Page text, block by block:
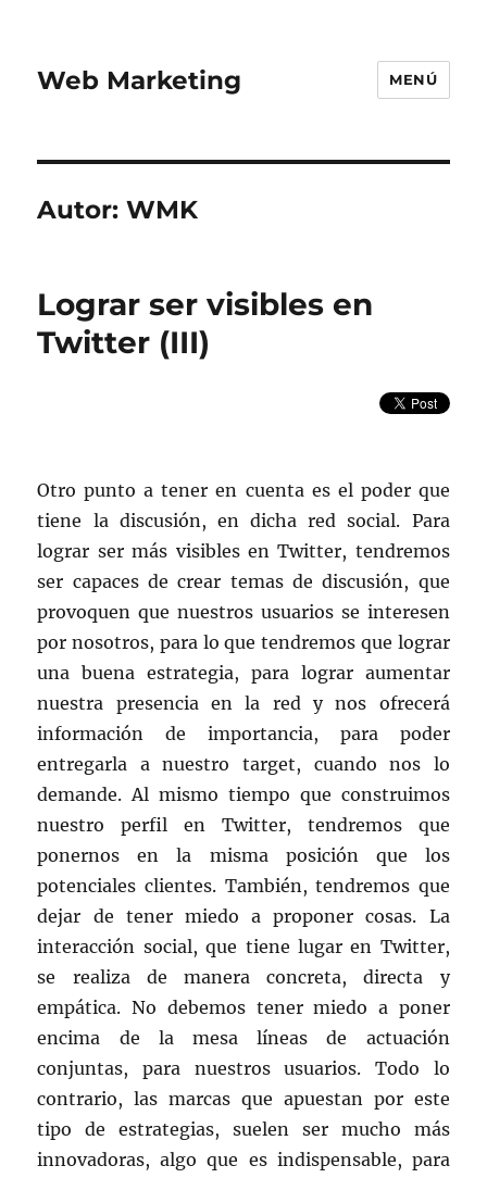
Web Marketing MENÚ
Autor:WMK
Lograr ser visibles en
Twitter (III)
Otro punto a tener en cuenta es el poder que
tiene la discusión, en dicha red social. Para
lograr ser más visibles en Twitter, tendremos
ser capaces de crear temas de discusión, que
provoquen que nuestros usuarios se interesen
por nosotros, para lo que tendremos que lograr
una buena estrategia, para lograr aumentar
nuestra presencia en la red y nos ofrecerá
información de importancia, para poder
entregarla a nuestro target, cuando nos lo
demande. Al mismo tiempo que construimos
nuestro perfil en Twitter, tendremos que
ponernos en la misma posición que los
potenciales clientes. También, tendremos que
dejar de tener miedo a proponer cosas. La
interacción social, que tiene lugar en Twitter,
se realiza de manera concreta, directa y
empática. No debemos tener miedo a poner
encima de la mesa líneas de actuación
conjuntas, para nuestros usuarios. Todo lo
contrario, las marcas que apuestan por este
tipo de estrategias, suelen ser mucho más
innovadoras, algo que es indispensable, para